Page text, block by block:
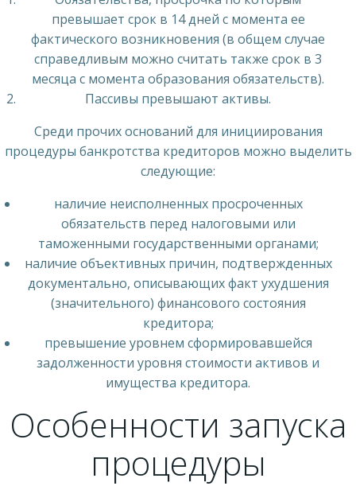
превышает срок в 14 дней с момента ее
фактического возникновения (в общем случае
справедливым можно считать также срок в 3
месяца с момента образования обязательств).
Пассивы превышают активы.
Среди прочих оснований для инициирования
процедуры банкротства кредиторов можно выделить
следующие:
наличие неисполненных просроченных
обязательств перед налоговыми или
таможенными государственными органами;
наличие объективных причин, подтвержденных
документально, описывающих факт ухудшения
(значительного) финансового состояния
кредитора;
превышение уровнем сформировавшейся
задолженности уровня стоимости активов и
имущества кредитора.
Особенности запуска
процедуры